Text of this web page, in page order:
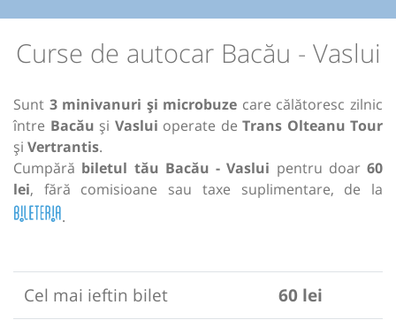
Curse de autocar Bacău - Vaslui
Sunt 3 minivanuri și microbuze care călătoresc zilnic
între Bacău și Vaslui operate de Trans Olteanu Tour
și Vertrantis.
Cumpără biletul tău Bacău - Vaslui pentru doar 60
lei, fără comisioane sau taxe suplimentare, de la
.
Cel mai ieftin bilet
60 lei